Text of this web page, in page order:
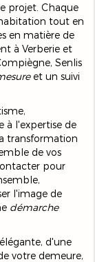
projet. Chaque
tout en
en matière de
à Verberie et
Senlis
et un suivi
à l'expertise de
transformation
de vos
pour
l'image de
démarche
d'une
votre demeure,